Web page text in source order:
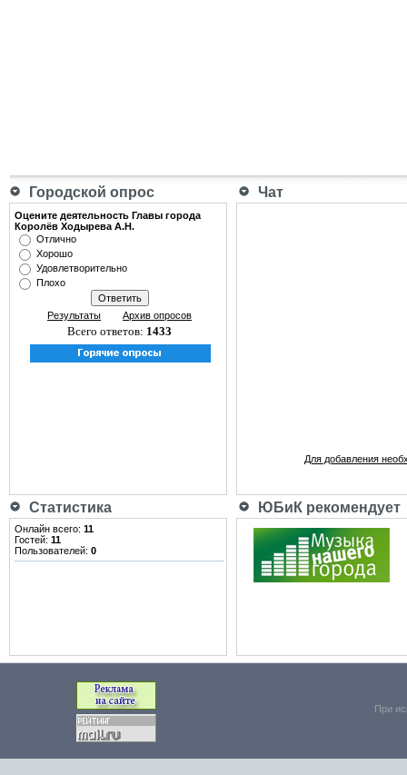
Городской опрос Чат
Оцените деятельность Главы города
Королёв Ходырева А.Н.
Отлично
Хорошо
Удовлетворительно
Плохо
Результаты Архив опросов
Всего ответов: 1433
Для добавления
Статистика ЮБиК рекомендует
Онлайн всего: 11
Гостей: 11
Пользователей: 0
При